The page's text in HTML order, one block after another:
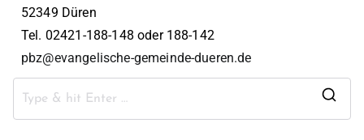
52349 Düren
Tel. 02421-188-148 oder 188-142
pbz@evangelische-gemeinde-dueren.de